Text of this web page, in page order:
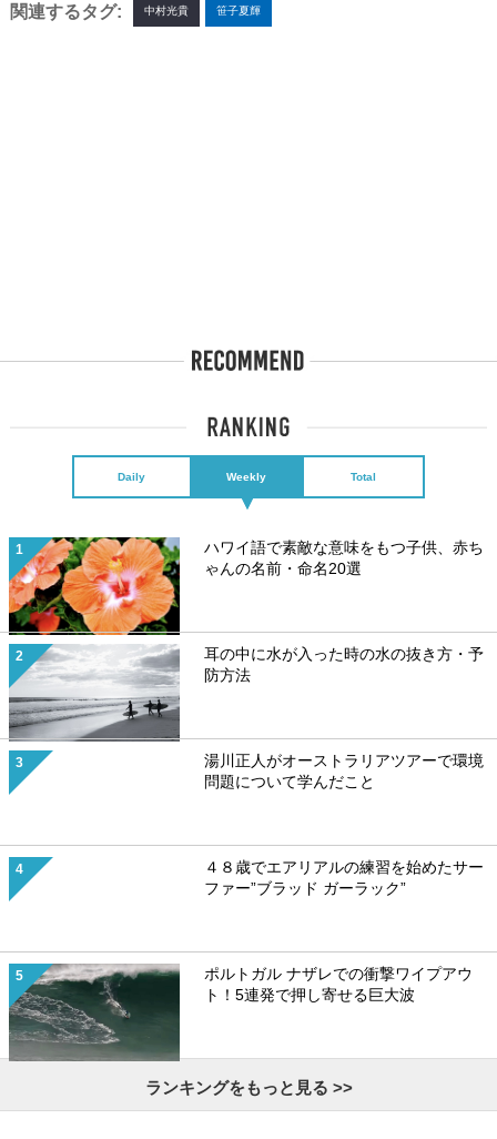
関連するタグ: 中村光貴 笹子夏輝
Daily Weekly Total
ハワイ語で素敵な意味をもつ子供、赤ち
ゃんの名前・命名20選
耳の中に水が入った時の水の抜き方・予
防方法
湯川正人がオーストラリアツアーで環境
問題について学んだこと
４８歳でエアリアルの練習を始めたサー
ファー”ブラッド ガーラック”
ポルトガル ナザレでの衝撃ワイプアウ
ト！5連発で押し寄せる巨大波
ランキングをもっと見る >>